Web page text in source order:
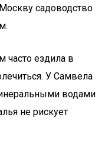
садоводство
часто ездила в
У Самвела
водами
не рискует